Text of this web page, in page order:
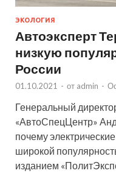
ЭКОЛОГИЯ
Автоэксперт
низкую
России
01.10.2021 - от admin -
Генеральный
«АвтоСпецЦентр»
почему
широкой
изданием